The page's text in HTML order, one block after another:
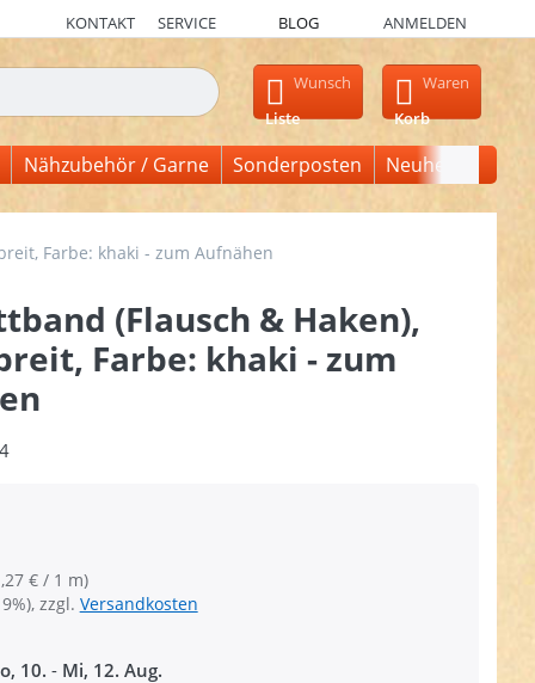
KONTAKT SERVICE BLOG ANMELDEN
erscheinen automatisch erste Ergebnisse. Drücken Sie die
Wunsch
Liste
Waren
Korb
Nähzubehör / Garne Sonderposten Neuheiten
Farbe: khaki - zum Aufnähen
(Flausch & Haken),
Farbe: khaki - zum
€ / 1 m)
zzgl. Versandkosten
10. - Mi, 12. Aug.